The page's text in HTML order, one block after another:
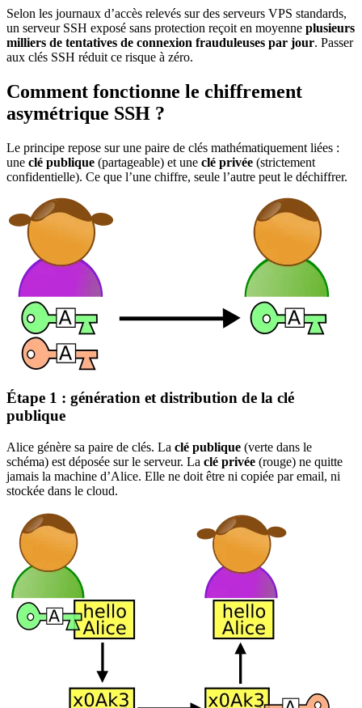
Selon les journaux d’accès relevés sur des serveurs VPS standards,
un serveur SSH exposé sans protection reçoit en moyenne plusieurs
milliers de tentatives de connexion frauduleuses par jour. Passer
aux clés SSH réduit ce risque à zéro.
Comment fonctionne le chiffrement
asymétrique SSH ?
Le principe repose sur une paire de clés mathématiquement liées :
une clé publique (partageable) et une clé privée (strictement
confidentielle). Ce que l’une chiffre, seule l’autre peut le déchiffrer.
Étape 1 : génération et distribution de la clé
publique
Alice génère sa paire de clés. La clé publique (verte dans le
schéma) est déposée sur le serveur. La clé privée (rouge) ne quitte
jamais la machine d’Alice. Elle ne doit être ni copiée par email, ni
stockée dans le cloud.